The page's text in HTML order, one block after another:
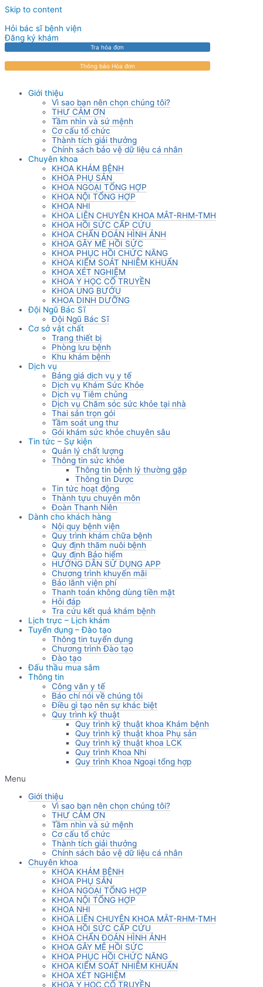
Skip to content
Hỏi bác sĩ bệnh viện
Đăng ký khám
Tra hóa đơn
Thông báo Hóa đơn
Giới thiệu
Vì sao bạn nên chọn chúng tôi?
THƯ CẢM ƠN
Tầm nhìn và sứ mệnh
Cơ cấu tổ chức
Thành tích giải thưởng
Chính sách bảo vệ dữ liệu cá nhân
Chuyên khoa
KHOA KHÁM BỆNH
KHOA PHỤ SẢN
KHOA NGOẠI TỔNG HỢP
KHOA NỘI TỔNG HỢP
KHOA NHI
KHOA LIÊN CHUYÊN KHOA MẮT-RHM-TMH
KHOA HỒI SỨC CẤP CỨU
KHOA CHẨN ĐOÁN HÌNH ẢNH
KHOA GÂY MÊ HỒI SỨC
KHOA PHỤC HỒI CHỨC NĂNG
KHOA KIỂM SOÁT NHIỄM KHUẨN
KHOA XÉT NGHIỆM
KHOA Y HỌC CỔ TRUYỀN
KHOA UNG BƯỚU
KHOA DINH DƯỠNG
Đội Ngũ Bác Sĩ
Đội Ngũ Bác Sĩ
Cơ sở vật chất
Trang thiết bị
Phòng lưu bệnh
Khu khám bệnh
Dịch vụ
Bảng giá dịch vụ y tế
Dịch vụ Khám Sức Khỏe
Dịch vụ Tiêm chủng
Dịch vụ Chăm sóc sức khỏe tại nhà
Thai sản trọn gói
Tầm soát ung thư
Gói khám sức khỏe chuyên sâu
Tin tức – Sự kiện
Quản lý chất lượng
Thông tin sức khỏe
Thông tin bệnh lý thường gặp
Thông tin Dược
Tin tức hoạt động
Thành tựu chuyên môn
Đoàn Thanh Niên
Dành cho khách hàng
Nội quy bệnh viện
Quy trình khám chữa bệnh
Quy định thăm nuôi bệnh
Quy định Bảo hiểm
HƯỚNG DẪN SỬ DỤNG APP
Chương trình khuyến mãi
Bảo lãnh viện phí
Thanh toán không dùng tiền mặt
Hỏi đáp
Tra cứu kết quả khám bệnh
Lịch trực – Lịch khám
Tuyển dụng – Đào tạo
Thông tin tuyển dụng
Chương trình Đào tạo
Đào tạo
Đấu thầu mua sắm
Thông tin
Công văn y tế
Báo chí nói về chúng tôi
Điều gì tạo nên sự khác biệt
Quy trình kỹ thuật
Quy trình kỹ thuật khoa Khám bệnh
Quy trình kỹ thuật khoa Phụ sản
Quy trình kỹ thuật khoa LCK
Quy trình Khoa Nhi
Quy trình Khoa Ngoại tổng hợp
Menu
Giới thiệu
Vì sao bạn nên chọn chúng tôi?
THƯ CẢM ƠN
Tầm nhìn và sứ mệnh
Cơ cấu tổ chức
Thành tích giải thưởng
Chính sách bảo vệ dữ liệu cá nhân
Chuyên khoa
KHOA KHÁM BỆNH
KHOA PHỤ SẢN
KHOA NGOẠI TỔNG HỢP
KHOA NỘI TỔNG HỢP
KHOA NHI
KHOA LIÊN CHUYÊN KHOA MẮT-RHM-TMH
KHOA HỒI SỨC CẤP CỨU
KHOA CHẨN ĐOÁN HÌNH ẢNH
KHOA GÂY MÊ HỒI SỨC
KHOA PHỤC HỒI CHỨC NĂNG
KHOA KIỂM SOÁT NHIỄM KHUẨN
KHOA XÉT NGHIỆM
KHOA Y HỌC CỔ TRUYỀN